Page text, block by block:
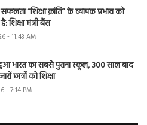
सफलता “शिक्षा क्रांति” के व्यापक प्रभाव को
शिक्षा मंत्री बैंस
- 11:43 AM
भारत का सबसे पुराना स्कूल, 300 साल बाद
छात्रों को शिक्षा
- 7:14 PM